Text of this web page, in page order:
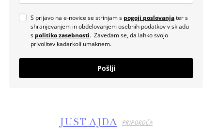
S prijavo na e-novice se strinjam s pogoji poslovanjater s
shranjevanjem in obdelovanjem osebnih podatkov v skladu
s politiko zasebnosti. Zavedam se, da lahko svojo
privolitev kadarkoli umaknem.
Pošlji
JUST AJDA PRIPOROČA